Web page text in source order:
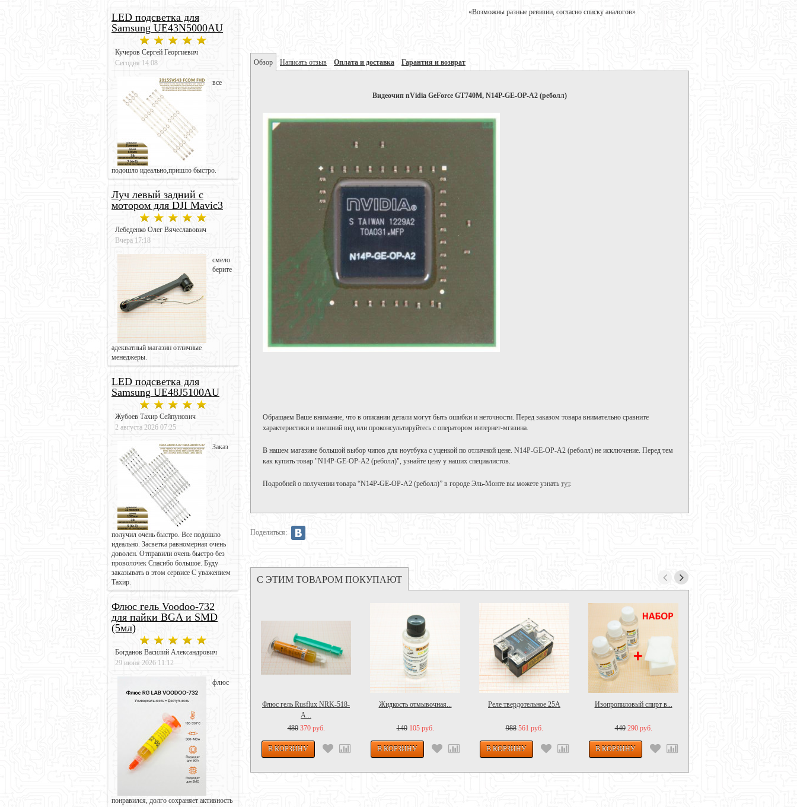
LED подсветка для
Samsung UE43N5000AU
Кучеров Сергей Георгиевич
Сегодня 14:08
все
подошло идеально,пришло быстро.
Луч левый задний с
мотором для DJI Mavic3
Лебеденко Олег Вячеславович
Вчера 17:18
смело
берите
адекватный магазин отличные
менеджеры.
LED подсветка для
Samsung UE48J5100AU
Жубоев Тахир Сейпунович
2 августа 2026 07:25
Заказ
получил очень быстро. Все подошло
идеально. Засветка равномерная очень
доволен. Отправили очень быстро без
проволочек Спасибо большое. Буду
заказывать в этом сервисе С уважением
Тахир.
Флюс гель Voodoo-732
для пайки BGA и SMD
(5мл)
Богданов Василий Александрович
29 июня 2026 11:12
флюс
понравился, долго сохраняет активность
«Возможны разные ревизии, согласно списку аналогов»
Обзор Написать отзыв Оплата и доставка Гарантия и возврат
Видеочип nVidia GeForce GT740M, N14P-GE-OP-A2 (реболл)
Обращаем Ваше внимание, что в описании детали могут быть ошибки и неточности. Перед заказом товара внимательно сравните
характеристики и внешний вид или проконсультируйтесь с оператором интернет-мгазина.
В нашем магазине большой выбор чипов для ноутбука с уценкой по отличной цене. N14P-GE-OP-A2 (реболл) не исключение. Перед тем
как купить товар "N14P-GE-OP-A2 (реболл)", узнайте цену у наших специалистов.
Подробней о получении товара “N14P-GE-OP-A2 (реболл)” в городе Эль-Монте вы можете узнать тут.
Поделиться:
С ЭТИМ ТОВАРОМ ПОКУПАЮТ
Флюс гель Rusflux NRK-518-
A...
480 370 руб.
Жидкость отмывочная...
140 105 руб.
Реле твердотельное 25А
988 561 руб.
Изопропиловый спирт в...
440 290 руб.